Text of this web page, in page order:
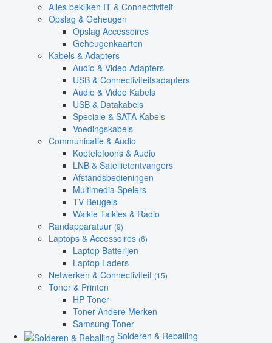
Alles bekijken IT & Connectiviteit
Opslag & Geheugen
Opslag Accessoires
Geheugenkaarten
Kabels & Adapters
Audio & Video Adapters
USB & Connectiviteitsadapters
Audio & Video Kabels
USB & Datakabels
Speciale & SATA Kabels
Voedingskabels
Communicatie & Audio
Koptelefoons & Audio
LNB & Satellietontvangers
Afstandsbedieningen
Multimedia Spelers
TV Beugels
Walkie Talkies & Radio
Randapparatuur (9)
Laptops & Accessoires (6)
Laptop Batterijen
Laptop Laders
Netwerken & Connectiviteit (15)
Toner & Printen
HP Toner
Toner Andere Merken
Samsung Toner
Solderen & Reballing